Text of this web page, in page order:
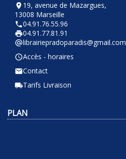
room 19, avenue de Mazargues,
13008 Marseille
phone04.91.76.55.96
local_printshop04.91.77.81.91
alternate_emaillibrairiepradoparadis@gmail.com
query_builderAccès - horaires
emailContact
local_shippingTarifs Livraison
PLAN